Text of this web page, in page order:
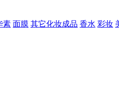
素 面膜 其它化妆成品 香水 彩妆